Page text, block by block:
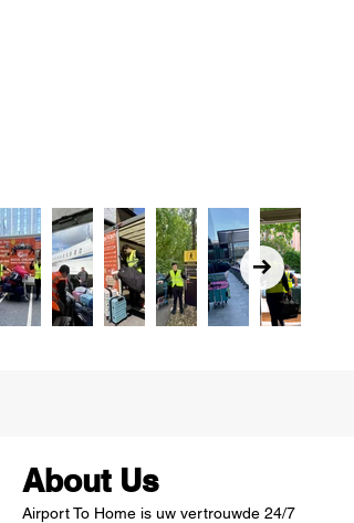
About Us
Airport To Home is uw vertrouwde 24/7